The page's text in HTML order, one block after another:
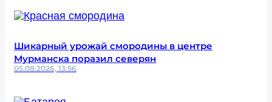
Шикарный урожай смородины в центре
Мурманска поразил северян
05.08.2026, 13:56